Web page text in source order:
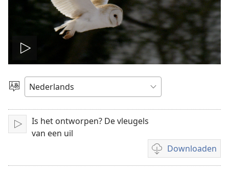
Video
afspelen
Taal
kiezen
Afspelen
Is het ontworpen? De vleugels
van een uil
Downloaden
Downloadopties
video